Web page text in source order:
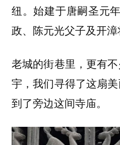
纽。始建于唐嗣圣元
政、陈元光父子及开漳
老城的街巷里，更有
宇，我们寻得了这扇
到了旁边这间寺庙。